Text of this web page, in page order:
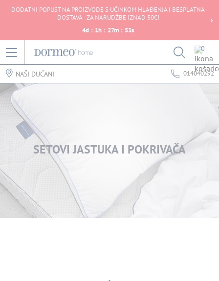
DODATNI POPUST NA PROIZVODE S UČINKOM HLAĐENJA I BESPLATNA
DOSTAVA - ZA NARUDŽBE IZNAD 50€!
4d : 1h : 27m : 53s
0
NAŠI DUĆANI 014040292
SETOVI JASTUKA I POKRIVAČA